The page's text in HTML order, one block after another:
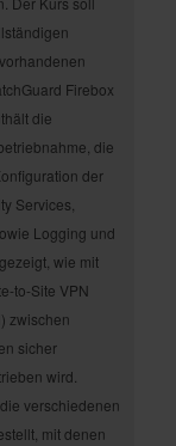
Firebox
die
die
der
Services,
Logging und
wie mit
to-Site VPN
zwischen
sicher
wird.
verschiedenen
mit denen